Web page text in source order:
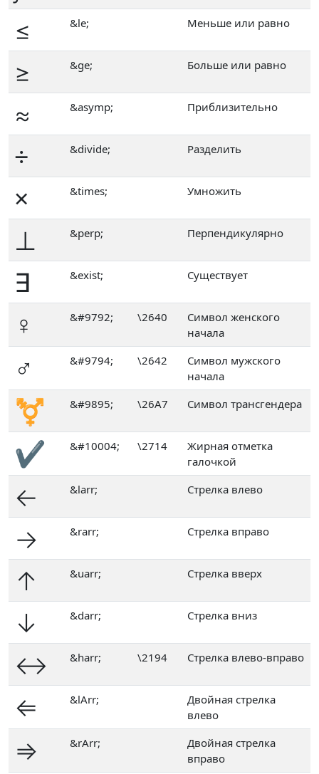
≤
&le; Меньше или равно
≥ &ge; Больше или равно
≈ &asymp; Приблизительно
÷ &divide; Разделить
× &times; Умножить
⊥ &perp; Перпендикулярно
∃ &exist; Существует
♀ &#9792; \2640
Символ женского
начала
♂ &#9794; \2642
Символ мужского
начала
⚧ &#9895; \26A7 Символ трансгендера
✔ &#10004; \2714
Жирная отметка
галочкой
← &larr; Стрелка влево
→ &rarr; Стрелка вправо
↑ &uarr; Стрелка вверх
↓ &darr; Стрелка вниз
↔ &harr; \2194 Стрелка влево-вправо
⇐ &lArr;
Двойная стрелка
влево
⇒ &rArr;
Двойная стрелка
вправо